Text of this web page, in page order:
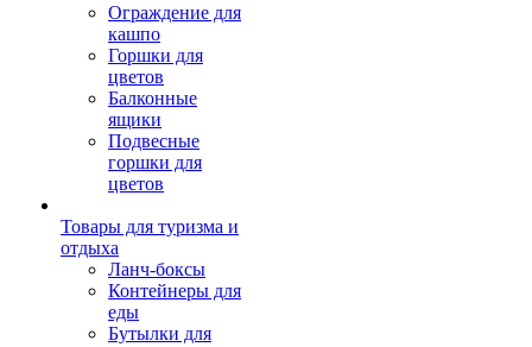
Ограждение для
кашпо
Горшки для
цветов
Балконные
ящики
Подвесные
горшки для
цветов
Товары для туризма и
отдыха
Ланч-боксы
Контейнеры для
еды
Бутылки для